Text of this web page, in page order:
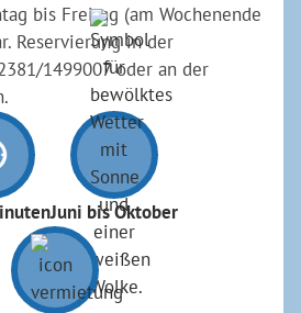
bis Freitag (am Wochenende
Reservierung in der
1499007 oder an der
Juni bis Oktober